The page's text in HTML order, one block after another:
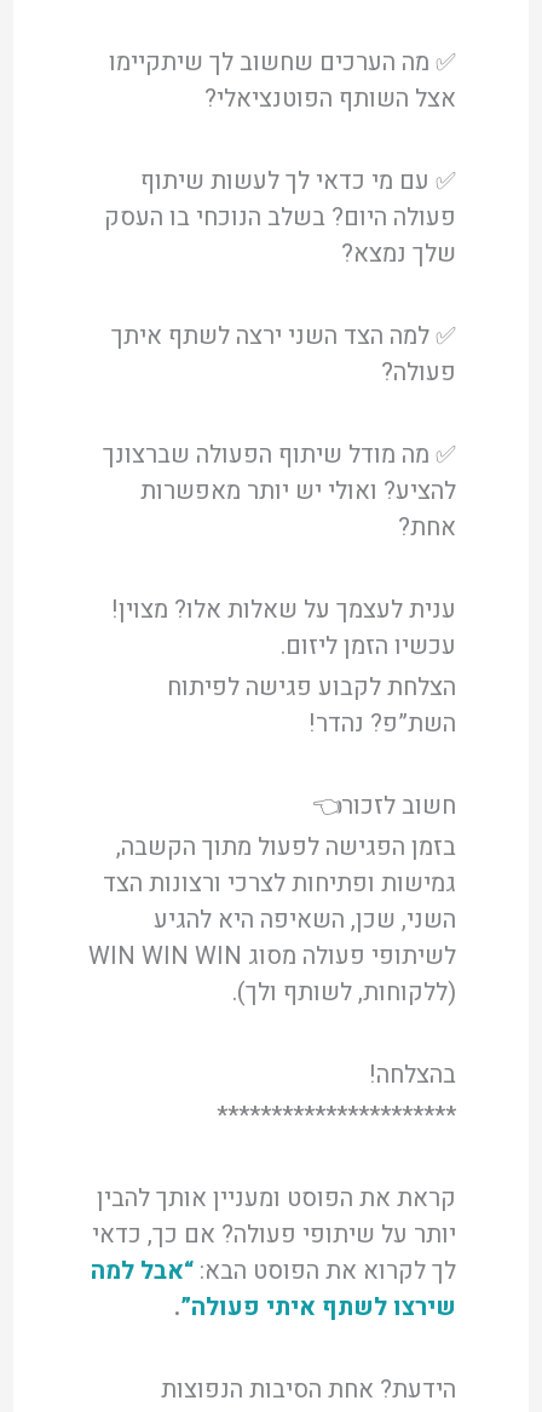
✅ מה הערכים שחשוב לך שיתקיימו
אצל השותף הפוטנציאלי?
✅ עם מי כדאי לך לעשות שיתוף
פעולה היום? בשלב הנוכחי בו העסק
שלך נמצא?
✅ למה הצד השני ירצה לשתף איתך
פעולה?
✅ מה מודל שיתוף הפעולה שברצונך
להציע? ואולי יש יותר מאפשרות
אחת?
ענית לעצמך על שאלות אלו? מצוין!
עכשיו הזמן ליזום.
הצלחת לקבוע פגישה לפיתוח
השת”פ? נהדר!
חשוב לזכור👈
בזמן הפגישה לפעול מתוך הקשבה,
גמישות ופתיחות לצרכי ורצונות הצד
השני, שכן, השאיפה היא להגיע
לשיתופי פעולה מסוג WIN WIN WIN
(ללקוחות, לשותף ולך).
בהצלחה!
**********************
קראת את הפוסט ומעניין אותך להבין
יותר על שיתופי פעולה? אם כך, כדאי
לך לקרוא את הפוסט הבא: “אבל למה
שירצו לשתף איתי פעולה”.
הידעת? אחת הסיבות הנפוצות